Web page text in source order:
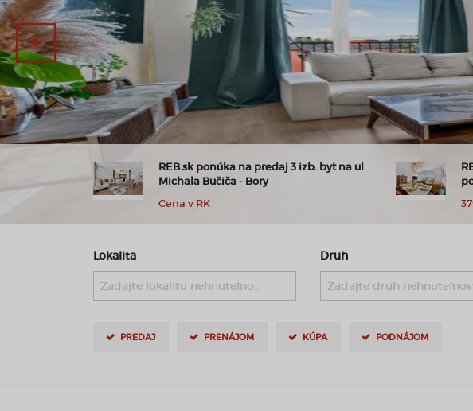
REB.sk ponúka na predaj 3 izb. byt na ul.
Michala Bučiča - Bory
Cena v RK
Lokalita
Zadajte lokalitu nehnuteľnosti ..
Druh
Zadajte druh
PREDAJ PRENÁJOM KÚPA PODNÁJOM